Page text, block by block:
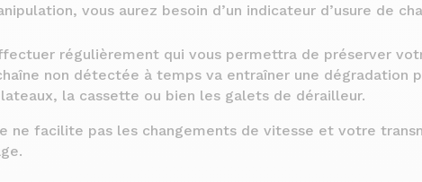
vous aurez besoin d’un indicateur d’usure de
régulièrement qui vous permettra de préserver
non détectée à temps va entraîner une dégradation
la cassette ou bien les galets de dérailleur.
ne facilite pas les changements de vitesse et votre